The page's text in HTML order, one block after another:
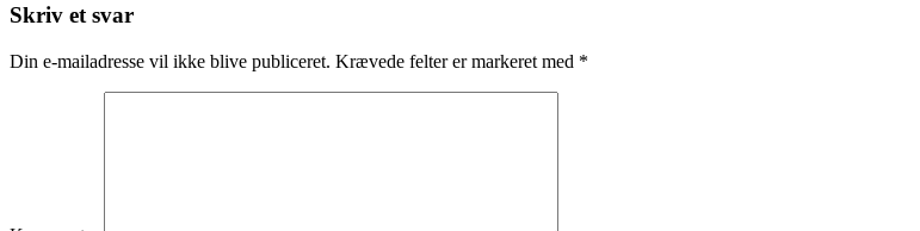
Skriv et svar
Din e-mailadresse vil ikke blive publiceret. Krævede felter er markeret med *